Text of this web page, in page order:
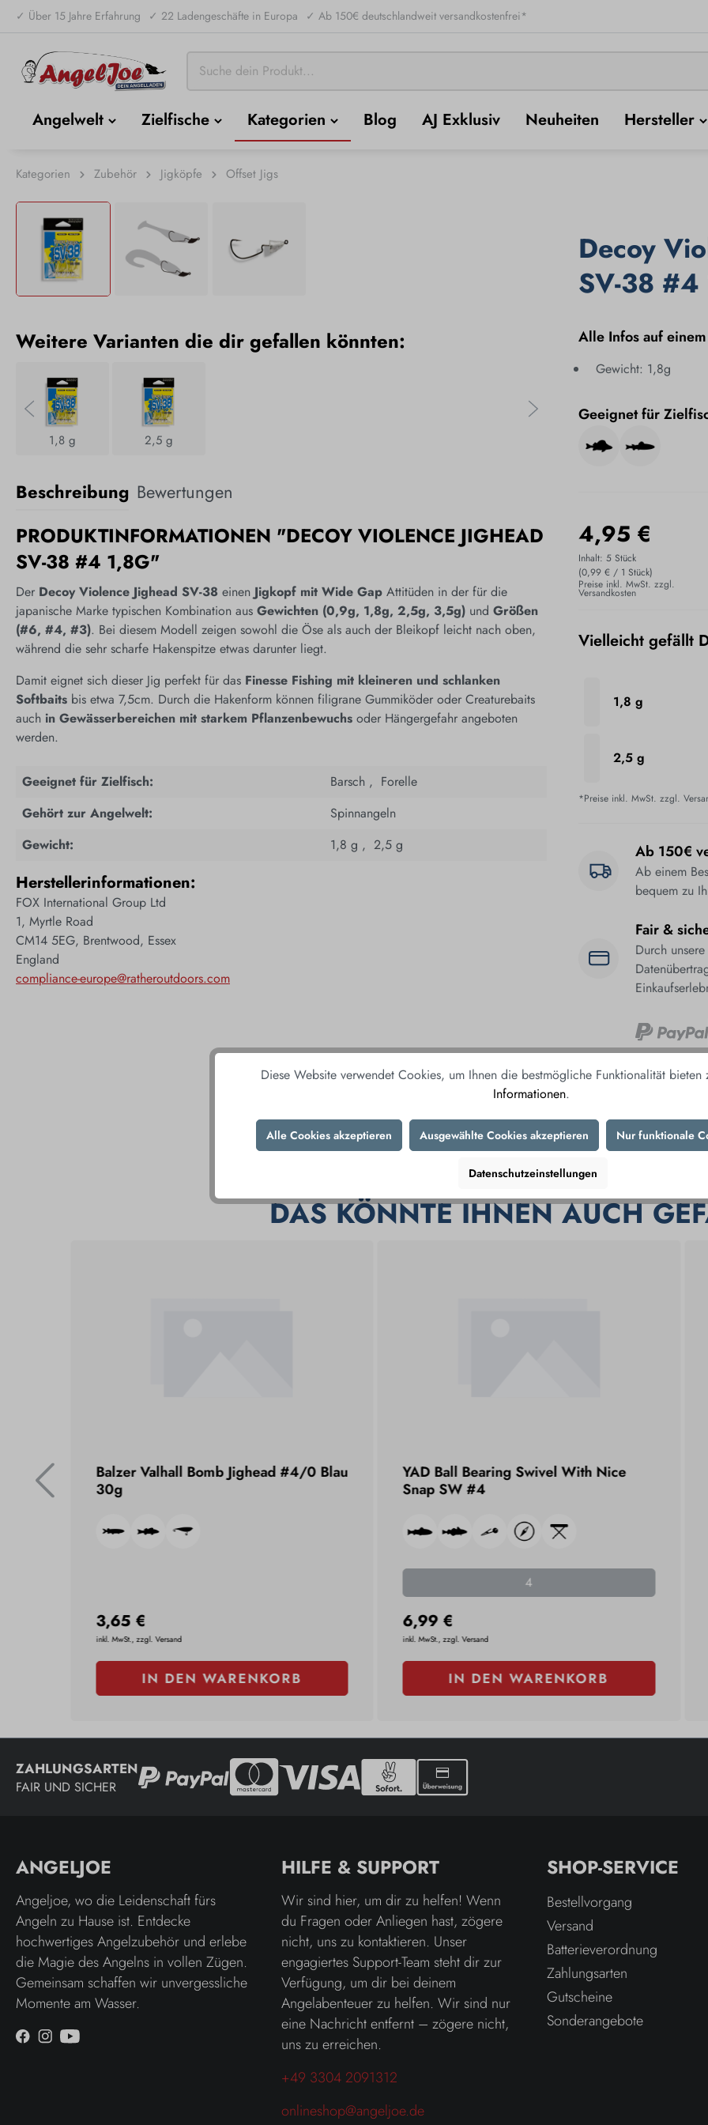
✓ Über 15 Jahre Erfahrung ✓ 22 Ladengeschäfte in Europa ✓ Ab 150€ deutschlandweit versandkostenfrei*
Angelwelt Zielfische Kategorien Blog AJ Exklusiv Neuheiten Hersteller
Kategorien Zubehör Jigköpfe Offset Jigs
Weitere Varianten die dir gefallen könnten:
1,8 g 2,5 g
Beschreibung Bewertungen
PRODUKTINFORMATIONEN "DECOY VIOLENCE JIGHEAD
SV-38 #4 1,8G"
Der Decoy Violence Jighead SV-38 einen Jigkopf mit Wide Gap Attitüden in der für die
japanische Marke typischen Kombination aus Gewichten (0,9g, 1,8g, 2,5g, 3,5g) und Größen
(#6, #4, #3). Bei diesem Modell zeigen sowohl die Öse als auch der Bleikopf leicht nach oben,
während die sehr scharfe Hakenspitze etwas darunter liegt.
Damit eignet sich dieser Jig perfekt für das Finesse Fishing mit kleineren und schlanken
Softbaits bis etwa 7,5cm. Durch die Hakenform können filigrane Gummiköder oder Creaturebaits
auch in Gewässerbereichen mit starkem Pflanzenbewuchs oder Hängergefahr angeboten
werden.
Geeignet für Zielfisch: Barsch , Forelle
Gehört zur Angelwelt:
Spinnangeln
Gewicht:
1,8 g , 2,5 g
Herstellerinformationen:
FOX International Group Ltd
1, Myrtle Road
CM14 5EG, Brentwood, Essex
England
compliance-europe@ratheroutdoors.com
Decoy
SV-38 #4
Alle Infos auf
Gewicht: 1,8g
Geeignet für
4,95 €
Inhalt:5 Stück
(0,99 € / 1 Stück)
Preise inkl. MwSt. zzgl.
Versandkosten
Vielleicht gefällt
1,8 g
2,5 g
*Preise inkl. MwSt. zzgl.
Ab 150€
Ab einem
bequem zu
Fair &
Durch
Herstellernummer:
DAS KÖNNTE IHNEN AUCH
Balzer Valhall Bomb Jighead #4/0 Blau
30g
3,65 €
inkl. MwSt., zzgl. Versand
IN DEN WARENKORB
YAD Ball Bearing Swivel With Nice
Snap SW #4
4
6,99 €
inkl. MwSt., zzgl. Versand
IN DEN WARENKORB
ZAHLUNGSARTEN
FAIR UND SICHER
ANGELJOE
Angeljoe, wo die Leidenschaft fürs
Angeln zu Hause ist. Entdecke
hochwertiges Angelzubehör und erlebe
die Magie des Angelns in vollen Zügen.
Gemeinsam schaffen wir unvergessliche
Momente am Wasser.
HILFE & SUPPORT
Wir sind hier, um dir zu helfen! Wenn
du Fragen oder Anliegen hast, zögere
nicht, uns zu kontaktieren. Unser
engagiertes Support-Team steht dir zur
Verfügung, um dir bei deinem
Angelabenteuer zu helfen. Wir sind nur
eine Nachricht entfernt – zögere nicht,
uns zu erreichen.
+49 3304 2091312
onlineshop@angeljoe.de
SHOP-SERVICE
Bestellvorgang
Versand
Batterieverordnung
Zahlungsarten
Gutscheine
Sonderangebote
Diese Website verwendet Cookies, um Ihnen die bestmögliche Funktionalität bieten
Informationen.
Alle Cookies akzeptieren Ausgewählte Cookies akzeptieren Nur funktionale
Datenschutzeinstellungen